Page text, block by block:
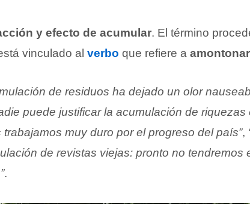
y efecto de acumular. El término
vinculado al verbo que refiere a
de residuos ha dejado un olor
puede justificar la acumulación de
muy duro por el progreso del país”,
de revistas viejas: pronto no tendremos
.